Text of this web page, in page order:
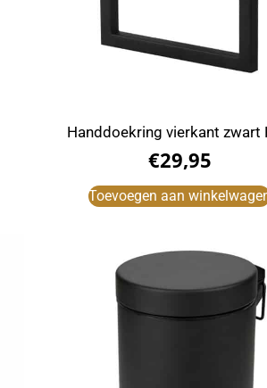
Handdoekring vierkant zwart
€29,95
Toevoegen aan